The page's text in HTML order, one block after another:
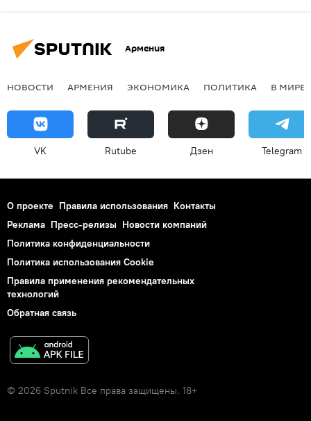
Армения
НОВОСТИ АРМЕНИЯ ЭКОНОМИКА ПОЛИТИКА В МИРЕ
VK Rutube Дзен Telegram
О проекте Правила использования Контакты
Реклама Пресс-релизы Новости компаний
Политика конфиденциальности
Политика использования Cookie
Правила применения рекомендательных
технологий
Обратная связь
© 2026 Sputnik Все права защищены. 18+